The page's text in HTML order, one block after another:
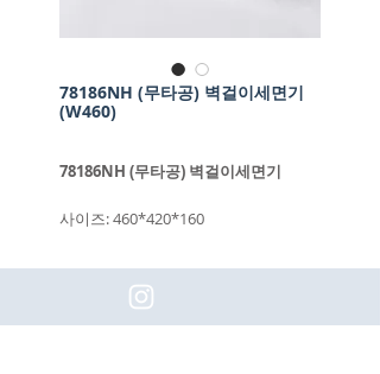
78186NH (무타공) 벽걸이세면기
(W460)
78186NH (무타공) 벽걸이세면기
사이즈: 460*420*160